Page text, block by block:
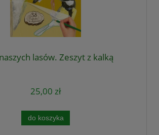
lasów. Zeszyt z kalką
25,00 zł
do koszyka